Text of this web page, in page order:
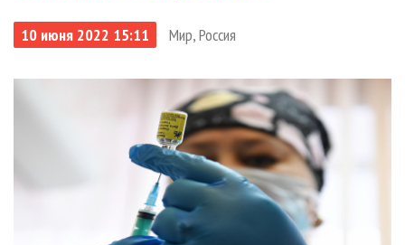
10 июня 2022 15:11 Мир, Россия